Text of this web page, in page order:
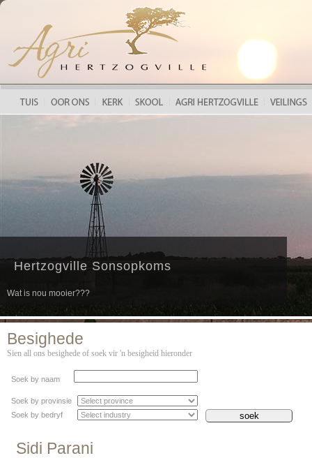
Hertzogville Sonsopkoms
Wat is nou mooier???
HERTZOGVILLE LANDBOUFEES 2018
Besighede
Sien all ons besighede of soek vir 'n besigheid hieronder
Soek by naam
Soek by provinsie
Soek by bedryf
Sidi Parani